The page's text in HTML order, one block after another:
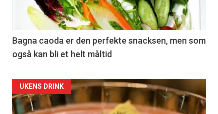
Bagna caoda er den perfekte snacksen, men som
også kan bli et helt måltid
UKENS DRINK